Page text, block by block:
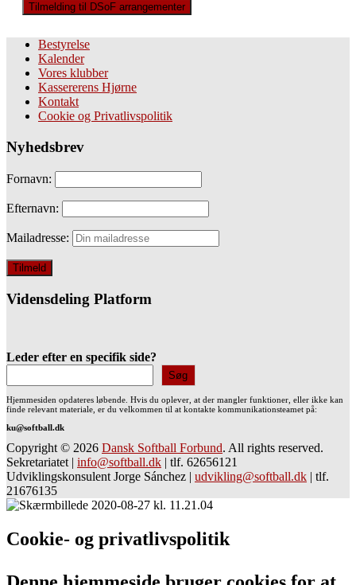
Tilmelding til DSoF arrangementer
Bestyrelse
Kalender
Vores klubber
Kassererens Hjørne
Kontakt
Cookie og Privatlivspolitik
Nyhedsbrev
Fornavn:
Efternavn:
Mailadresse:
Vidensdeling Platform
Leder efter en specifik side?
Søg
Hjemmesiden opdateres løbende. Hvis du oplever, at der mangler funktioner, eller ikke kan
finde relevant materiale, er du velkommen til at kontakte kommunikationsteamet på:
ku@softball.dk
Copyright © 2026 Dansk Softball Forbund. All rights reserved.
Sekretariatet | info@softball.dk | tlf. 62656121
Udviklingskonsulent Jorge Sánchez | udvikling@softball.dk | tlf.
21676135
Cookie- og privatlivspolitik